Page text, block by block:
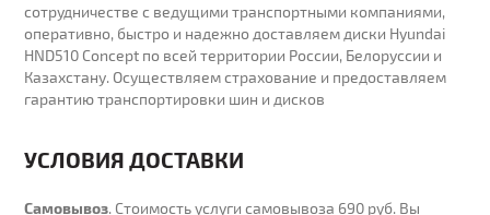
сотрудничестве с ведущими транспортными компаниями,
оперативно, быстро и надежно доставляем диски Hyundai
HND510 Concept по всей территории России, Белоруссии и
Казахстану. Осуществляем страхование и предоставляем
гарантию транспортировки шин и дисков
УСЛОВИЯ ДОСТАВКИ
Самовывоз. Стоимость услуги самовывоза 690 руб. Вы